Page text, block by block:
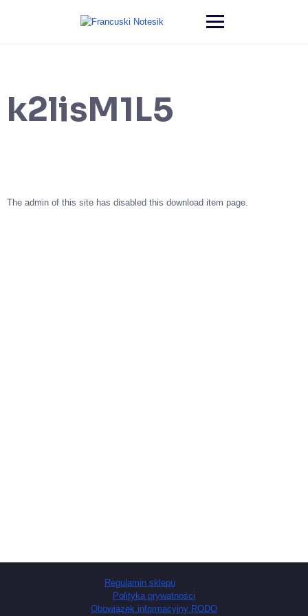
k2lisM1L5
The admin of this site has disabled this download item page.
Regulamin sklepu
Polityka prywatności
Obowiązek informacyjny RODO